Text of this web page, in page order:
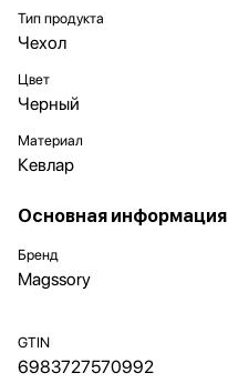
Тип продукта
Чехол
Цвет
Черный
Материал
Кевлар
Основная информация
Бренд
Magssory
GTIN
6983727570992